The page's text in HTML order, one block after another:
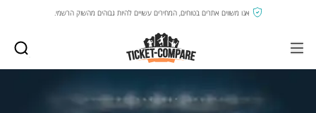
אנו משווים אתרים בטוחים, המחירים עשויים להיות גבוהים מהשוק הרשמי.